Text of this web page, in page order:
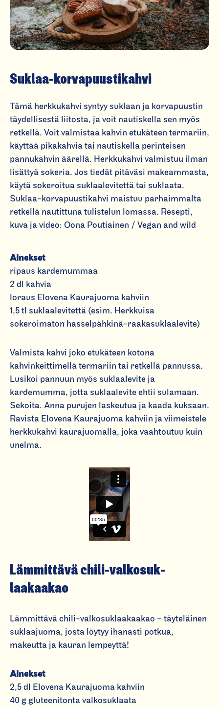
Suklaa-kor­va­puus­tikahvi
Tämä herkkukahvi syntyy suklaan ja korvapuustin
täydellisestä liitosta, ja voit nautiskella sen myös
retkellä. Voit valmistaa kahvin etukäteen termariin,
käyttää pikakahvia tai nautiskella perinteisen
pannukahvin äärellä. Herkkukahvi valmistuu ilman
lisättyä sokeria. Jos tiedät pitäväsi makeammasta,
käytä sokeroitua suklaalevitettä tai suklaata.
Suklaa-korvapuustikahvi maistuu parhaimmalta
retkellä nautittuna tulistelun lomassa. Resepti,
kuva ja video: Oona Poutiainen / Vegan and wild
Ainekset
ripaus kardemummaa
2 dl kahvia
loraus Elovena Kaurajuoma kahviin
1,5 tl suklaalevitettä (esim. Herkkuisa
sokeroimaton hasselpähkinä-raakasuklaalevite)
Valmista kahvi joko etukäteen kotona
kahvinkeittimellä termariin tai retkellä pannussa.
Lusikoi pannuun myös suklaalevite ja
kardemumma, jotta suklaalevite ehtii sulamaan.
Sekoita. Anna purujen laskeutua ja kaada kuksaan.
Ravista Elovena Kaurajuoma kahviin ja viimeistele
herkkukahvi kaurajuomalla, joka vaahtoutuu kuin
unelma.
Lämmittävä chili-val­ko­suk­
laakaakao
Lämmittävä chili-valkosuklaakaakao – täyteläinen
suklaajuoma, josta löytyy ihanasti potkua,
makeutta ja kauran lempeyttä!
Ainekset
2,5 dl
Elovena Kaurajuoma kahviin
40 g gluteenitonta valkosuklaata